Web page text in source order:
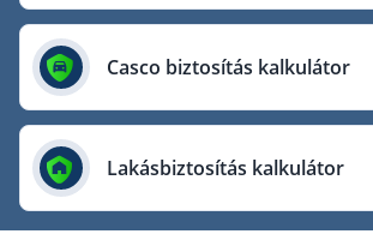
Cig Pannónia Biztosító
Genertel Biztosító
Groupama Biztosító
Casco biztosítás kalkulátor
Lakásbiztosítás kalkulátor